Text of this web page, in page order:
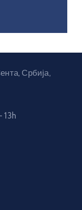
Србија,
13h